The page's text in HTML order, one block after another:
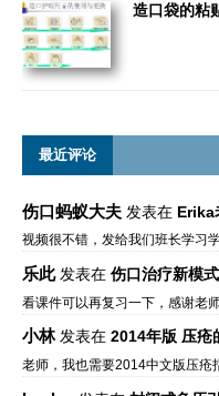
造口袋的粘
最近评论
伤口蚂蚁大夫 发表在 Erika老
视频很不错，发给我们班长学习
乐此发表在 伤口治疗新模式实
看课件可以再复习一下，感谢老
小林发表在 2014年版 压疮的预防与治疗：快速参
老师，我也需要2014中文版压疮